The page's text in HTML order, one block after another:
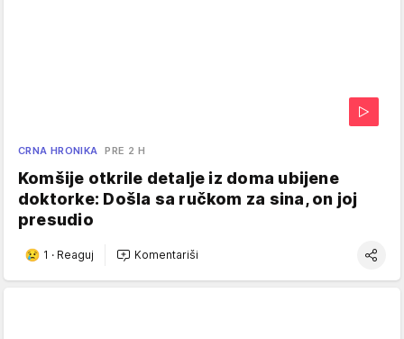
CRNA HRONIKA PRE 2 H
Komšije otkrile detalje iz doma ubijene
doktorke: Došla sa ručkom za sina, on joj
presudio
1 · Reaguj Komentariši